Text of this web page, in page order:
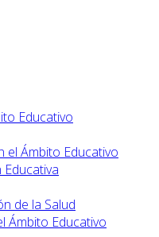
Educativo
el Ámbito Educativo
de la Salud
Ámbito Educativo